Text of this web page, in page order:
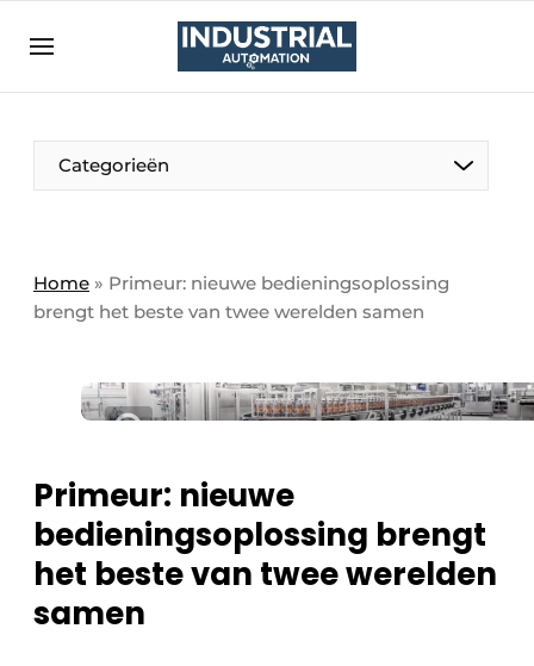
Aanmelden
Bedrijven
Bedrijven
Direct contact
Eigen content aanleveren
Home
Podcasts
Privacy / Cookie statement
Categorieën
Home » Primeur: nieuwe bedieningsoplossing
brengt het beste van twee werelden samen
Primeur: nieuwe
bedieningsoplossing brengt
het beste van twee werelden
samen